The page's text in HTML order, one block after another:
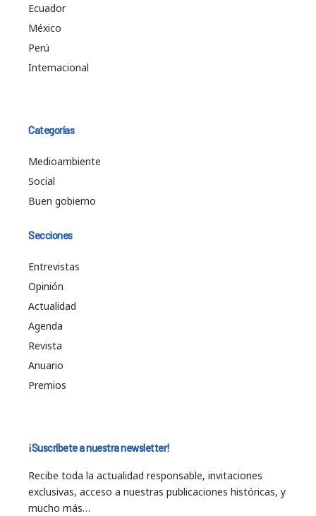
Ecuador
México
Perú
Internacional
Categorías
Medioambiente
Social
Buen gobierno
Secciones
Entrevistas
Opinión
Actualidad
Agenda
Revista
Anuario
Premios
¡Suscríbete a nuestra newsletter!
Recibe toda la actualidad responsable, invitaciones
exclusivas, acceso a nuestras publicaciones históricas, y
mucho más…